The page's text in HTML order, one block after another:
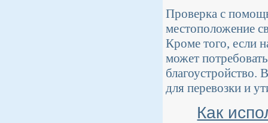
Проверка с
местоположение
Кроме того, если
может
благоустройство.
для перевозки и
Как